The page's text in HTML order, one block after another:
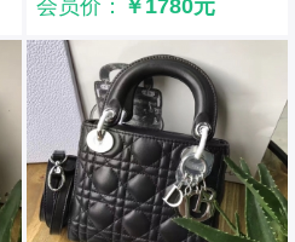
会员价： ￥1780元